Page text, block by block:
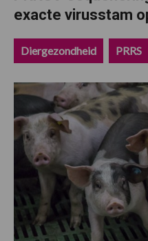
exacte virusstam
Diergezondheid PRRS